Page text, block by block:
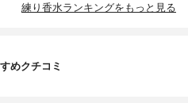
練り香水ランキングをもっと見る
めクチコミ